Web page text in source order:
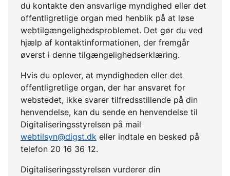
du kontakte den ansvarlige myndighed eller det
offentligretlige organ med henblik på at løse
webtilgængelighedsproblemet. Det gør du ved
hjælp af kontaktinformationen, der fremgår
øverst i denne tilgængelighedserklæring.
Hvis du oplever, at myndigheden eller det
offentligretlige organ, der har ansvaret for
webstedet, ikke svarer tilfredsstillende på din
henvendelse, kan du sende en henvendelse til
Digitaliseringsstyrelsen på mail
webtilsyn@digst.dk eller indtale en besked på
telefon 20 16 36 12.
Digitaliseringsstyrelsen vurderer din